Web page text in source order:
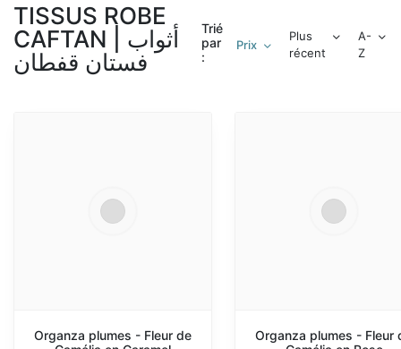
TISSUS ROBE
CAFTAN | أثواب
فستان قفطان
Trié
par
:
Prix
Plus
récent
A-
Z
Organza plumes - Fleur de
Organza plumes - Fleur